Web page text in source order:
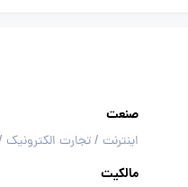
صنعت
اینترنت / تجارت
مالکیت